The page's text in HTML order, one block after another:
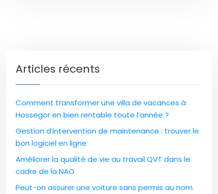
Articles récents
Comment transformer une villa de vacances à
Hossegor en bien rentable toute l’année ?
Gestion d’intervention de maintenance : trouver le
bon logiciel en ligne
Améliorer la qualité de vie au travail QVT dans le
cadre de la NAO
Peut-on assurer une voiture sans permis au nom